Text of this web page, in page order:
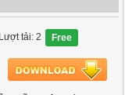
Lượt tải: 2 Free